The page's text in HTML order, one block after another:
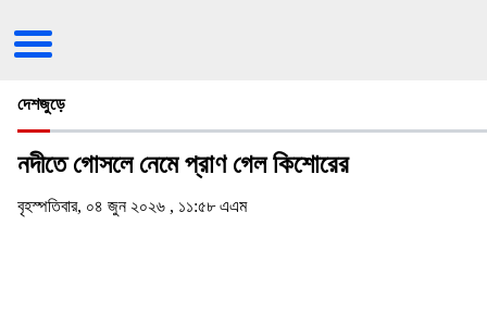
দেশজুড়ে
নদীতে গোসলে নেমে প্রাণ গেল কিশোরের
বৃহস্পতিবার, ০৪ জুন ২০২৬ , ১১:৫৮ এএম